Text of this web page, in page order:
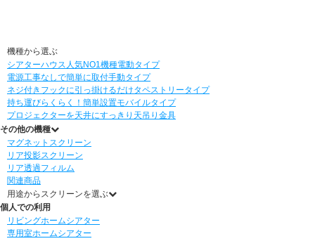
機種から選ぶ
シアターハウス人気NO1機種電動タイプ
電源工事なしで簡単に取付手動タイプ
ネジ付きフックに引っ掛けるだけタペストリータイプ
持ち運びらくらく！簡単設置モバイルタイプ
プロジェクターを天井にすっきり 天吊り金具
その他の機種
マグネットスクリーン
リア投影スクリーン
リア透過フィルム
関連商品
用途からスクリーンを選ぶ
個人での利用
リビングホームシアター
専用室ホームシアター